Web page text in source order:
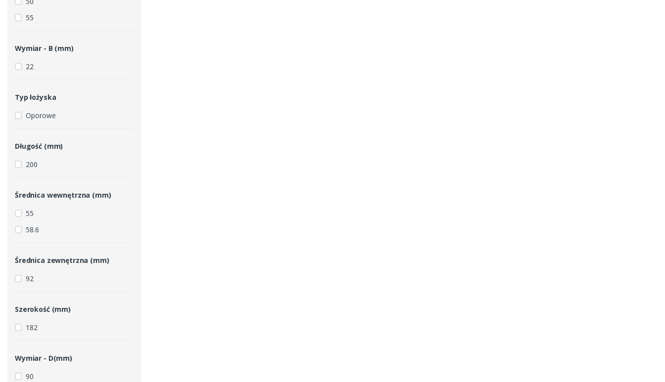
55
Wymiar - B (mm)
22
Typ łożyska
Oporowe
Długość (mm)
200
Średnica wewnętrzna (mm)
55
58.6
Średnica zewnętrzna (mm)
92
Szerokość (mm)
182
Wymiar - D(mm)
90